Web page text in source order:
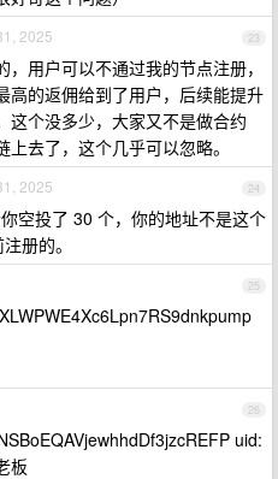
23
2025
，用户可以不通过我的节点注册，
高的返佣给到了用户，后续能提升
这个没多少，大家又不是做合约
去了，这个几乎可以忽略。
24
2025
空投了 30 个，你的地址不是这个
册的。
25
26
uid:
板